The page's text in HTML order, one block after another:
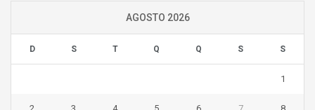
AGOSTO 2026
D S T Q Q S S
1